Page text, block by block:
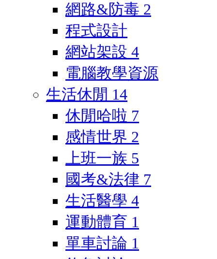
網路&防毒 2
程式設計
網站架設 4
電腦教學資源
生活休閒 14
休閒哈啦 7
感情世界 2
上班一族 5
國考&法律 7
生活醫學 4
運動體育 1
單車討論 1